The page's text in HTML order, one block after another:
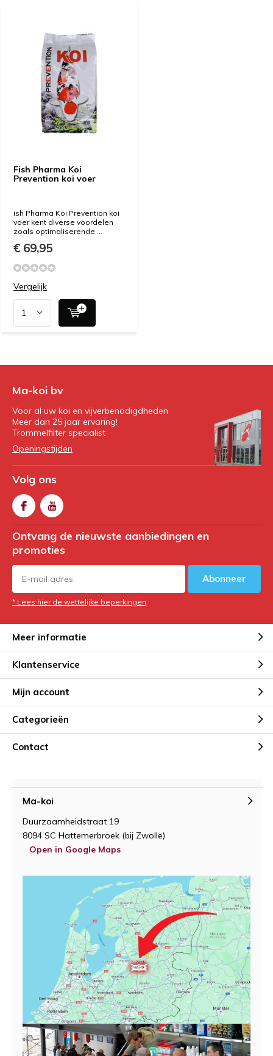
Fish Pharma Koi
Prevention koi voer
ish Pharma Koi Prevention koi
voer kent diverse voordelen
zoals optimaliserende ...
€ 69,95
Vergelijk
Ma-koi bv
Voor al uw koi en vijverbenodigdheden
Meer dan 25 jaar ervaring!
Trommelfilter specialist
Openingstijden
Volg ons
Ontvang de nieuwste aanbiedingen en
promoties
Abonneer
* Lees hier de wettelijke beperkingen
Meer informatie
Klantenservice
Mijn account
Categorieën
Contact
Ma-koi
Duurzaamheidstraat 19
8094 SC Hattemerbroek (bij Zwolle)
Open in Google Maps